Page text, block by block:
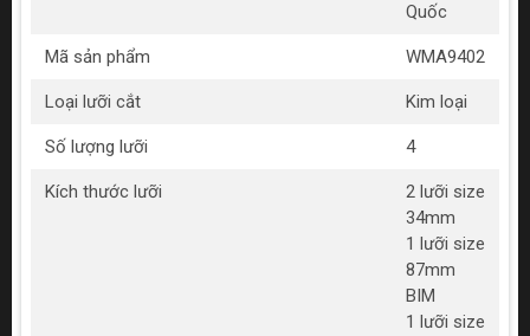
Quốc
Mã sản phẩm WMA9402
Loại lưỡi cắt Kim loại
Số lượng lưỡi 4
Kích thước lưỡi
2 lưỡi size
34mm
1 lưỡi size
87mm
BIM
1 lưỡi size